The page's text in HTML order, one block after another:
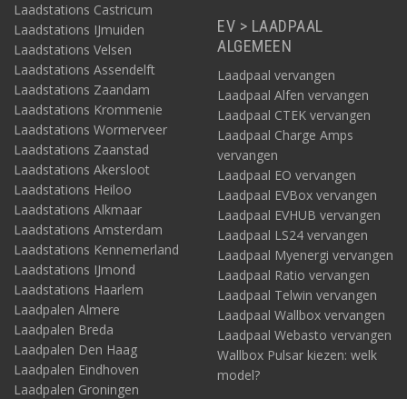
Laadstations Castricum
Laadstations IJmuiden
Laadstations Velsen
Laadstations Assendelft
Laadstations Zaandam
Laadstations Krommenie
Laadstations Wormerveer
Laadstations Zaanstad
Laadstations Akersloot
Laadstations Heiloo
Laadstations Alkmaar
Laadstations Amsterdam
Laadstations Kennemerland
Laadstations IJmond
Laadstations Haarlem
Laadpalen Almere
Laadpalen Breda
Laadpalen Den Haag
Laadpalen Eindhoven
Laadpalen Groningen
EV > LAADPAAL
ALGEMEEN
Laadpaal vervangen
Laadpaal Alfen vervangen
Laadpaal CTEK vervangen
Laadpaal Charge Amps
vervangen
Laadpaal EO vervangen
Laadpaal EVBox vervangen
Laadpaal EVHUB vervangen
Laadpaal LS24 vervangen
Laadpaal Myenergi vervangen
Laadpaal Ratio vervangen
Laadpaal Telwin vervangen
Laadpaal Wallbox vervangen
Laadpaal Webasto vervangen
Wallbox Pulsar kiezen: welk
model?